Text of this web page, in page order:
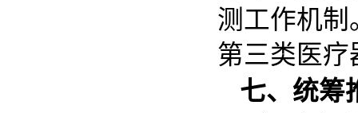
测工作机
第三类医
七、统筹